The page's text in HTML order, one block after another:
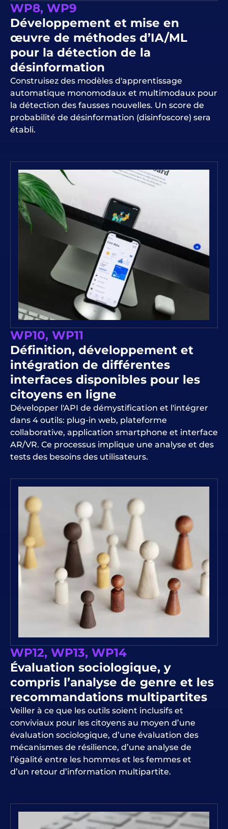
WP8, WP9
Développement et mise en
œuvre de méthodes d’IA/ML
pour la détection de la
désinformation
Construisez des modèles d'apprentissage
automatique monomodaux et multimodaux pour
la détection des fausses nouvelles. Un score de
probabilité de désinformation (disinfoscore) sera
établi.
WP10, WP11
Définition, développement et
intégration de différentes
interfaces disponibles pour les
citoyens en ligne
Développer l'API de démystification et l'intégrer
dans 4 outils: plug-in web, plateforme
collaborative, application smartphone et interface
AR/VR. Ce processus implique une analyse et des
tests des besoins des utilisateurs.
WP12, WP13, WP14
Évaluation sociologique, y
compris l’analyse de genre et les
recommandations multipartites
Veiller à ce que les outils soient inclusifs et
conviviaux pour les citoyens au moyen d’une
évaluation sociologique, d’une évaluation des
mécanismes de résilience, d’une analyse de
l’égalité entre les hommes et les femmes et
d’un retour d’information multipartite.